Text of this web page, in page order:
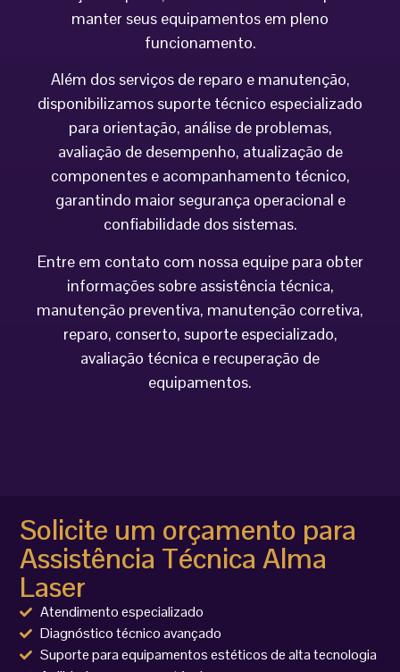
manter seus equipamentos em pleno
funcionamento.
Além dos serviços de reparo e manutenção,
disponibilizamos suporte técnico especializado
para orientação, análise de problemas,
avaliação de desempenho, atualização de
componentes e acompanhamento técnico,
garantindo maior segurança operacional e
confiabilidade dos sistemas.
Entre em contato com nossa equipe para obter
informações sobre assistência técnica,
manutenção preventiva, manutenção corretiva,
reparo, conserto, suporte especializado,
avaliação técnica e recuperação de
equipamentos.
Solicite um orçamento para
Assistência Técnica Alma
Laser
Atendimento especializado
Diagnóstico técnico avançado
Suporte para equipamentos estéticos de alta tecnologia